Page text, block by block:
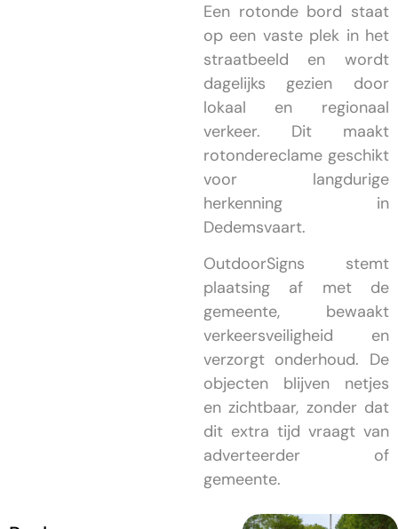
Een rotonde bord staat
op een vaste plek in het
straatbeeld en wordt
dagelijks gezien door
lokaal en regionaal
verkeer. Dit maakt
rotondereclame geschikt
voor langdurige
herkenning in
Dedemsvaart.
OutdoorSigns stemt
plaatsing af met de
gemeente, bewaakt
verkeersveiligheid en
verzorgt onderhoud. De
objecten blijven netjes
en zichtbaar, zonder dat
dit extra tijd vraagt van
adverteerder of
gemeente.